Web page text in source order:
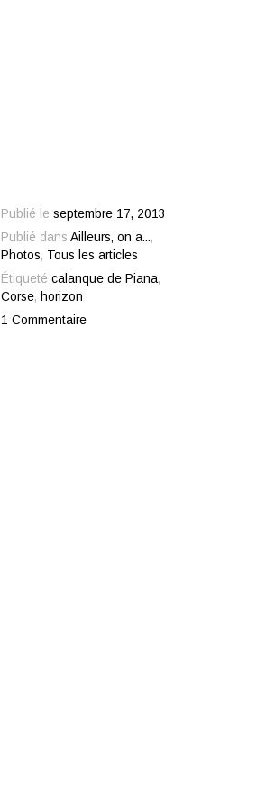
Publié leseptembre 17, 2013
Publié dansAilleurs, on a...,
Photos, Tous les articles
Étiquetécalanque de Piana,
Corse, horizon
1 Commentaire